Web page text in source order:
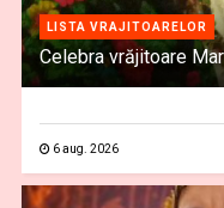
LISTA VRAJITOARELOR
Celebra vrăjitoare
6 aug. 2026